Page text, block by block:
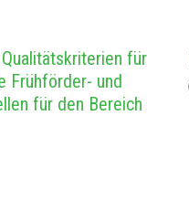
für
Frühförder- und
für den Bereich